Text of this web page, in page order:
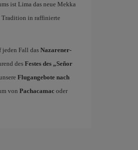
ist Lima das neue Mekka
Tradition in raffinierte
jeden Fall das Nazarener-
des Festes des „Señor
Flugangebote nach
von Pachacamacoder